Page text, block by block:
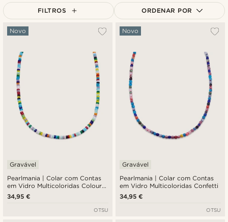
FILTROS ORDENAR POR
Mais vendidos
Preço mais baixo
Preço mais alto
Pearlmania | Colar com Contas
em Vidro Multicoloridas Colour
Wheel
Novo
Gravável
34,95 €
OTSU
Pearlmania | Colar com Contas
em Vidro Multicoloridas Confetti
Novo
Gravável
34,95 €
OTSU